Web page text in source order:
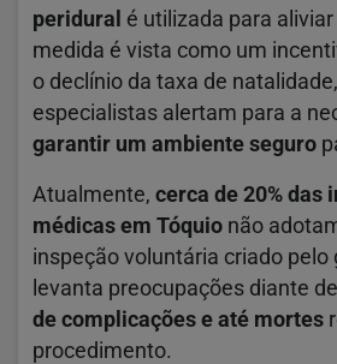
peridural é utilizada para
medida é vista como um
o declínio da taxa de
especialistas alertam para a
garantir um ambiente seguro
Atualmente, cerca de 20% das
médicas em Tóquio não
inspeção voluntária criado pelo
levanta preocupações diante de
de complicações e até mortes
procedimento.